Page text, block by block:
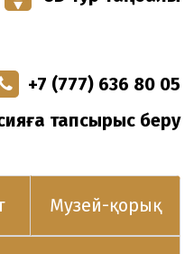
+7 (777) 636 80 05
тапсырыс беру
Музей-қорық